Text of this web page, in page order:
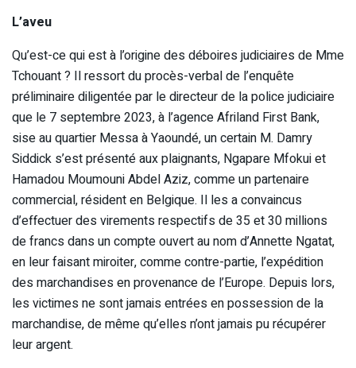
L’aveu
Qu’est-ce qui est à l’origine des déboires judiciaires de Mme
Tchouant ? Il ressort du procès-verbal de l’enquête
préliminaire diligentée par le directeur de la police judiciaire
que le 7 septembre 2023, à l’agence Afriland First Bank,
sise au quartier Messa à Yaoundé, un certain M. Damry
Siddick s’est présenté aux plaignants, Ngapare Mfokui et
Hamadou Moumouni Abdel Aziz, comme un partenaire
commercial, résident en Belgique. Il les a convaincus
d’effectuer des virements respectifs de 35 et 30 millions
de francs dans un compte ouvert au nom d’Annette Ngatat,
en leur faisant miroiter, comme contre-partie, l’expédition
des marchandises en provenance de l’Europe. Depuis lors,
les victimes ne sont jamais entrées en possession de la
marchandise, de même qu’elles n’ont jamais pu récupérer
leur argent.